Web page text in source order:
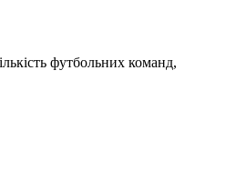
футбольних команд,